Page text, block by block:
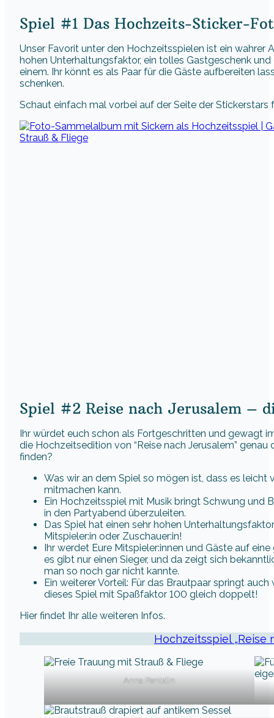
Spiel #1 Das Hochzeits-Sticker-
Unser Favorit unter den Hochzeitsspielen ist ein wahrer
hohen Unterhaltungsfaktor, ein tolles Gastgeschenk
einem. Ihr könnt es als Paar für die Gäste aufbereiten
schenken.
Schaut einfach mal vorbei auf der Seite der Stickerstars
Spiel #2 Reise nach Jerusalem –
Ihr würdet euch schon als Fortgeschritten und gewagt
die Hochzeitsedition von “Reise nach Jerusalem”
finden?
Was wir an dem Spiel so mögen ist, dass es
mitmachen kann.
Ein Hochzeitsspiel mit Musik bringt Schwung und
in den Partyabend überzuleiten.
Das Spiel hat einen sehr hohen
Mitspieler:in oder Zuschauer:in!
Ihr werdet Eure Mitspieler:innen und Gäste auf
es gibt nur einen Sieger, und da zeigt sich
man so noch gar nicht kannte.
Ein weiterer Vorteil: Für das Brautpaar springt
dieses Spiel mit Spaßfaktor 100 gleich doppelt!
Hier findet Ihr alle weiteren Infos.
Hochzeitsspiel „Reise
Anna Pentzlin